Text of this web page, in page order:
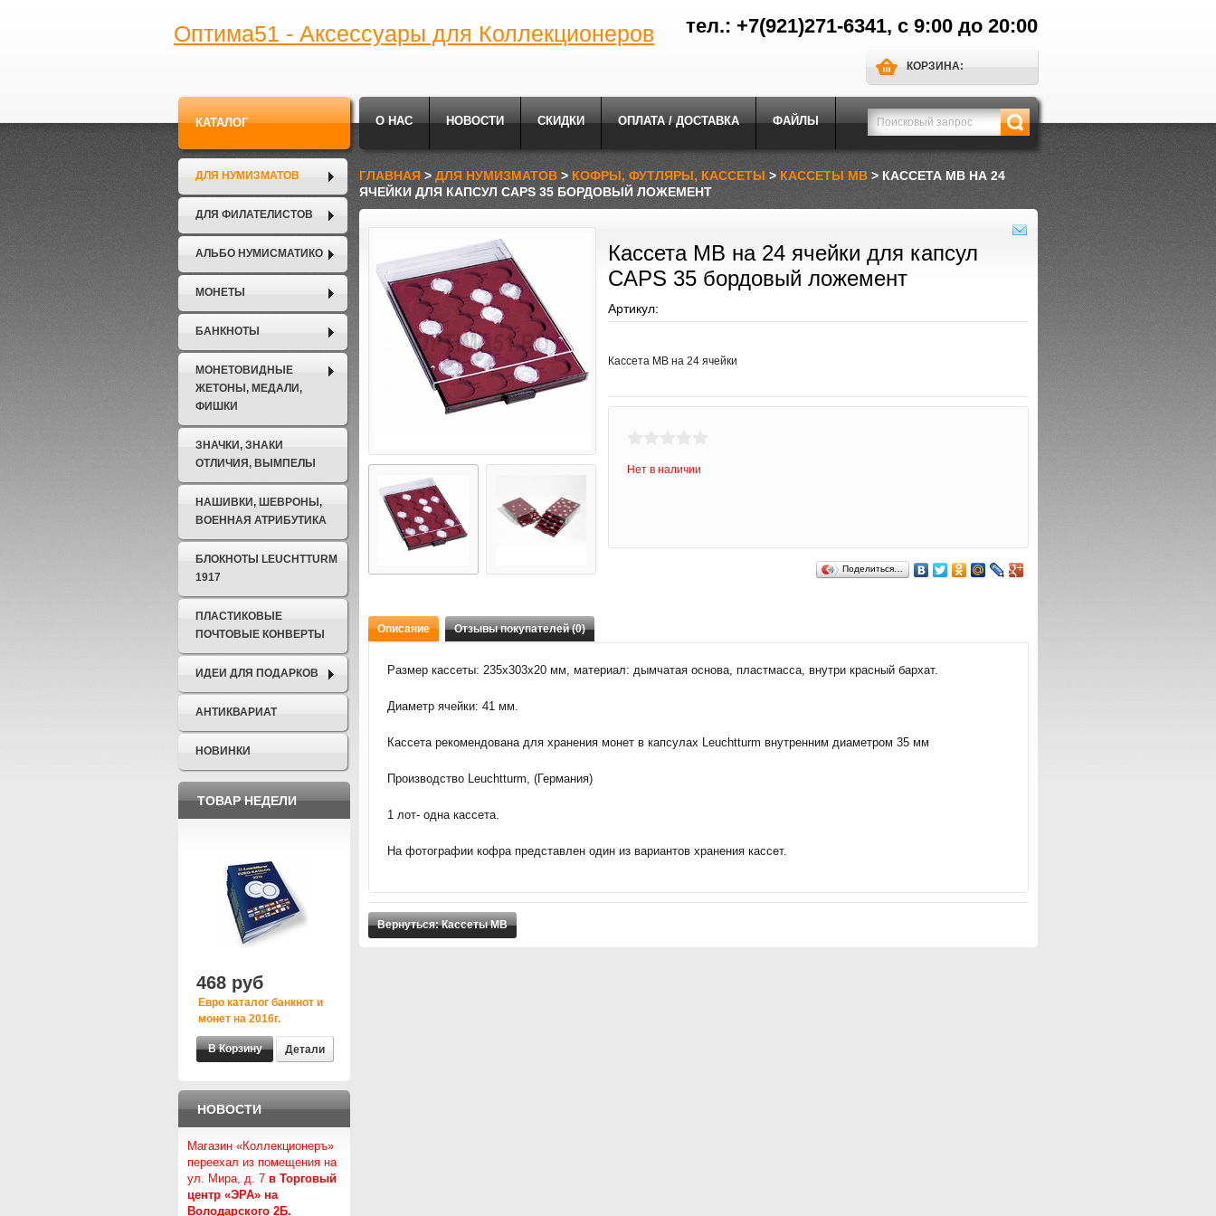
тел.: +7(921)271-6341, с 9:00 до 20:00
Оптима51 - Аксессуары для Коллекционеров
КОРЗИНА:
О НАС НОВОСТИ СКИДКИ ОПЛАТА / ДОСТАВКА ФАЙЛЫ
КАТАЛОГ
ДЛЯ НУМИЗМАТОВ
ДЛЯ ФИЛАТЕЛИСТОВ
АЛЬБО НУМИСМАТИКО
МОНЕТЫ
БАНКНОТЫ
МОНЕТОВИДНЫЕ
ЖЕТОНЫ, МЕДАЛИ,
ФИШКИ
ЗНАЧКИ, ЗНАКИ
ОТЛИЧИЯ, ВЫМПЕЛЫ
НАШИВКИ, ШЕВРОНЫ,
ВОЕННАЯ АТРИБУТИКА
БЛОКНОТЫ LEUCHTTURM
1917
ПЛАСТИКОВЫЕ
ПОЧТОВЫЕ КОНВЕРТЫ
ИДЕИ ДЛЯ ПОДАРКОВ
АНТИКВАРИАТ
НОВИНКИ
ТОВАР НЕДЕЛИ
468 руб
Евро каталог банкнот и
монет на 2016г.
Детали
НОВОСТИ
Магазин «Коллекционеръ»
переехал из помещения на
ул. Мира, д. 7 в Торговый
центр «ЭРА» на
Володарского 2Б.
ГЛАВНАЯ > ДЛЯ НУМИЗМАТОВ > КОФРЫ, ФУТЛЯРЫ, КАССЕТЫ > КАССЕТЫ МВ > КАССЕТА MB НА 24
ЯЧЕЙКИ ДЛЯ КАПСУЛ CAPS 35 БОРДОВЫЙ ЛОЖЕМЕНТ
Кассета MB на 24 ячейки для капсул
CAPS 35 бордовый ложемент
Артикул:
Кассета MB на 24 ячейки
Нет в наличии
Поделиться…
Описание Отзывы покупателей (0)
Размер кассеты: 235х303х20 мм, материал: дымчатая основа, пластмасса, внутри красный бархат.
Диаметр ячейки: 41 мм.
Кассета рекомендована для хранения монет в капсулах Leuchtturm внутренним диаметром 35 мм
Производство Leuchtturm, (Германия)
1 лот- одна кассета.
На фотографии кофра представлен один из вариантов хранения кассет.
Вернуться: Кассеты МВ